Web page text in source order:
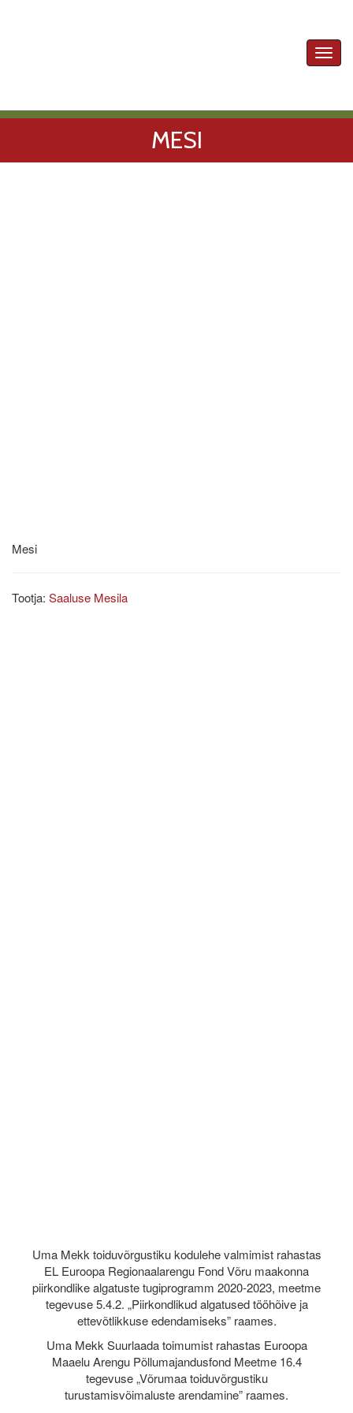
MESI
Mesi
Tootja: Saaluse Mesila
Uma Mekk toiduvõrgustiku kodulehe valmimist rahastas
EL Euroopa Regionaalarengu Fond Võru maakonna
piirkondlike algatuste tugiprogramm 2020-2023, meetme
tegevuse 5.4.2. „Piirkondlikud algatused tööhõive ja
ettevõtlikkuse edendamiseks” raames.
Uma Mekk Suurlaada toimumist rahastas Euroopa
Maaelu Arengu Põllumajandusfond Meetme 16.4
tegevuse „Võrumaa toiduvõrgustiku
turustamisvõimaluste arendamine” raames.